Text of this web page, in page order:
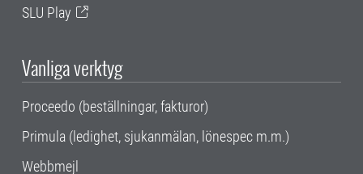
SLU Play
Vanliga verktyg
Proceedo (beställningar, fakturor)
Primula (ledighet, sjukanmälan, lönespec m.m.)
Webbmejl